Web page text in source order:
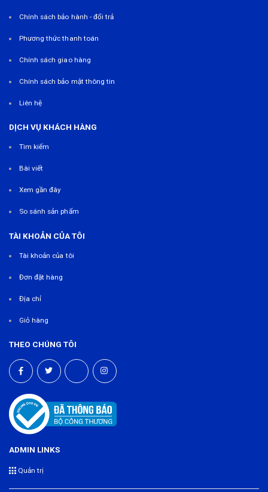
Chính sách bảo hành - đổi trả
Phương thức thanh toán
Chính sách giao hàng
Chính sách bảo mật thông tin
Liên hệ
DỊCH VỤ KHÁCH HÀNG
Tìm kiếm
Bài viết
Xem gần đây
So sánh sản phẩm
TÀI KHOẢN CỦA TÔI
Tài khoản của tôi
Đơn đặt hàng
Địa chỉ
Giỏ hàng
THEO CHÚNG TÔI
ADMIN LINKS
Quản trị